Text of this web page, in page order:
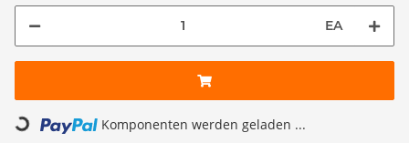
EA
Loading... Komponenten werden geladen ...